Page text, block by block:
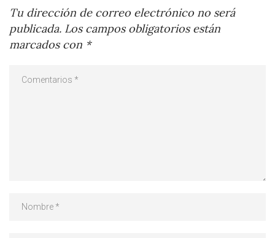
Tu dirección de correo electrónico no será
publicada. Los campos obligatorios están
marcados con *